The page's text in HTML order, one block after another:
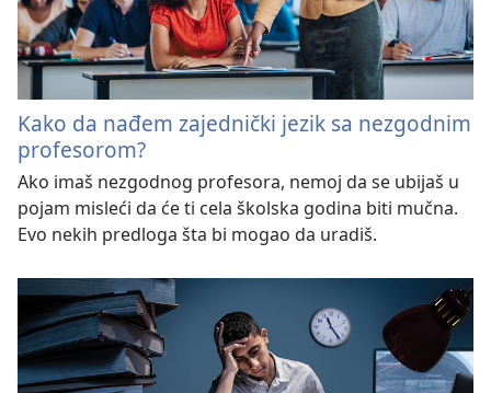
Kako da nađem zajednički jezik sa nezgodnim
profesorom?
Ako imaš nezgodnog profesora, nemoj da se ubijaš u
pojam misleći da će ti cela školska godina biti mučna.
Evo nekih predloga šta bi mogao da uradiš.